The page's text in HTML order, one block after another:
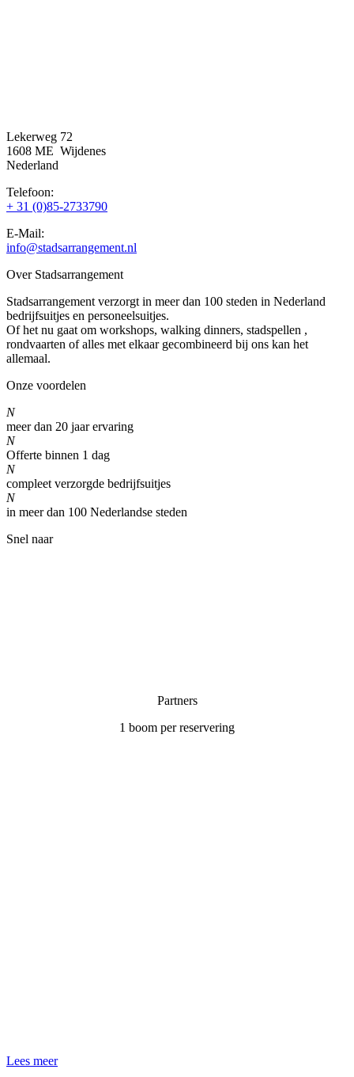
Lekerweg 72
1608 ME Wijdenes
Nederland
Telefoon:
+ 31 (0)85-2733790
E-Mail:
info@stadsarrangement.nl
Over Stadsarrangement
Stadsarrangement verzorgt in meer dan 100 steden in Nederland
bedrijfsuitjes en personeelsuitjes.
Of het nu gaat om workshops, walking dinners, stadspellen ,
rondvaarten of alles met elkaar gecombineerd bij ons kan het
allemaal.
Onze voordelen
N
meer dan 20 jaar ervaring
N
Offerte binnen 1 dag
N
compleet verzorgde bedrijfsuitjes
N
in meer dan 100 Nederlandse steden
Snel naar
Partners
1 boom per reservering
Lees meer